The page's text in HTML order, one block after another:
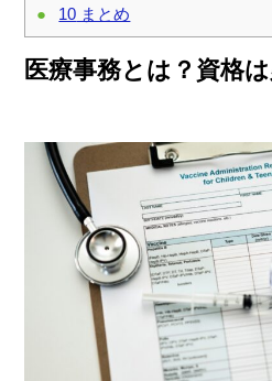
10 まとめ
医療事務とは？資格は